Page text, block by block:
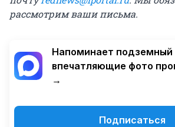
рассмотрим ваши письма.
Напоминает подземный
впечатляющие фото
→
Подписаться